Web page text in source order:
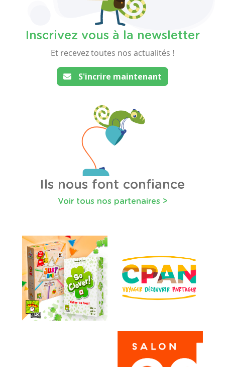
Inscrivez vous à la newsletter
Et recevez toutes nos actualités !
S'incrire maintenant
Ils nous font confiance
Voir tous nos partenaires >